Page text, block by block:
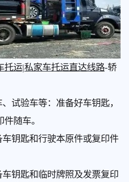
托运|私家车托运直达线路-轿
验车等：准备好车钥匙，
随车。
钥匙和行驶本原件或复印件
钥匙和临时牌照及发票复印